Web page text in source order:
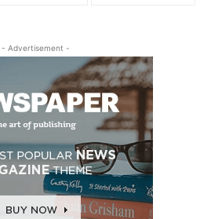
- Advertisement -